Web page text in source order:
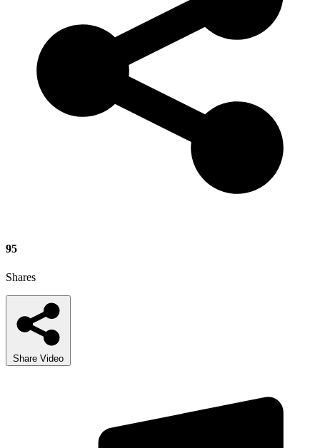
95
Shares
Share Video